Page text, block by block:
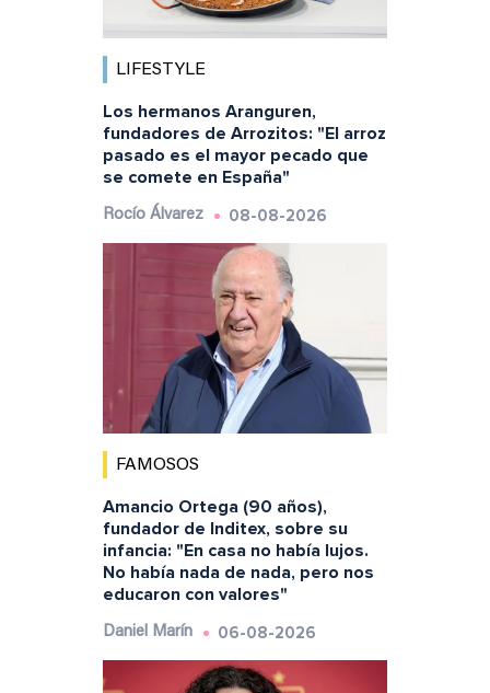
LIFESTYLE
Los hermanos Aranguren,
fundadores de Arrozitos: "El arroz
pasado es el mayor pecado que
se comete en España"
Rocío Álvarez 08-08-2026
FAMOSOS
Amancio Ortega (90 años),
fundador de Inditex, sobre su
infancia: "En casa no había lujos.
No había nada de nada, pero nos
educaron con valores"
Daniel Marín 06-08-2026